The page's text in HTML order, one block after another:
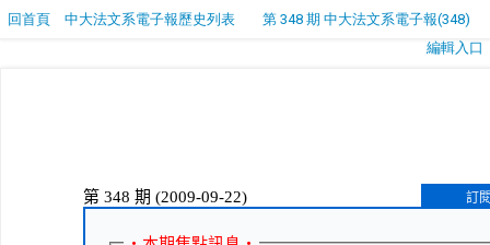
回首頁 中大法文系電子報歷史列表
第 348 期 中大法文系電子報(348)
編輯入口